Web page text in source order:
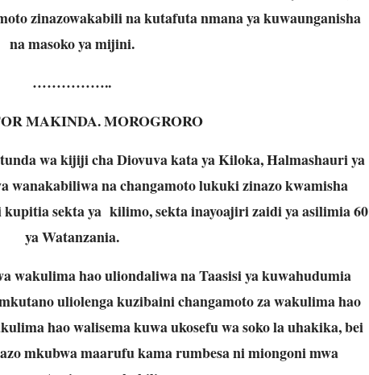
zinazowakabili na kutafuta nmana ya kuwaunganisha
na masoko ya mijini.
……………..
MAKINDA. MOROGRORO
wa kijiji cha Diovuva kata ya Kiloka, Halmashauri ya
wanakabiliwa na changamoto lukuki zinazo kwamisha
sekta ya kilimo, sekta inayoajiri zaidi ya asilimia 60
ya Watanzania.
wakulima hao uliondaliwa na Taasisi ya kuwahudumia
uliolenga kuzibaini changamoto za wakulima hao
hao walisema kuwa ukosefu wa soko la uhakika, bei
mkubwa maarufu kama rumbesa ni miongoni mwa